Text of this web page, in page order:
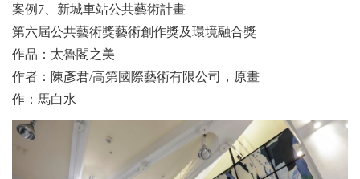
案例7、新城車站公共藝術計畫
第六屆公共藝術獎藝術創作獎及環境融合獎
作品：太魯閣之美
作者：陳彥君/高第國際藝術有限公司，原畫
作：馬白水